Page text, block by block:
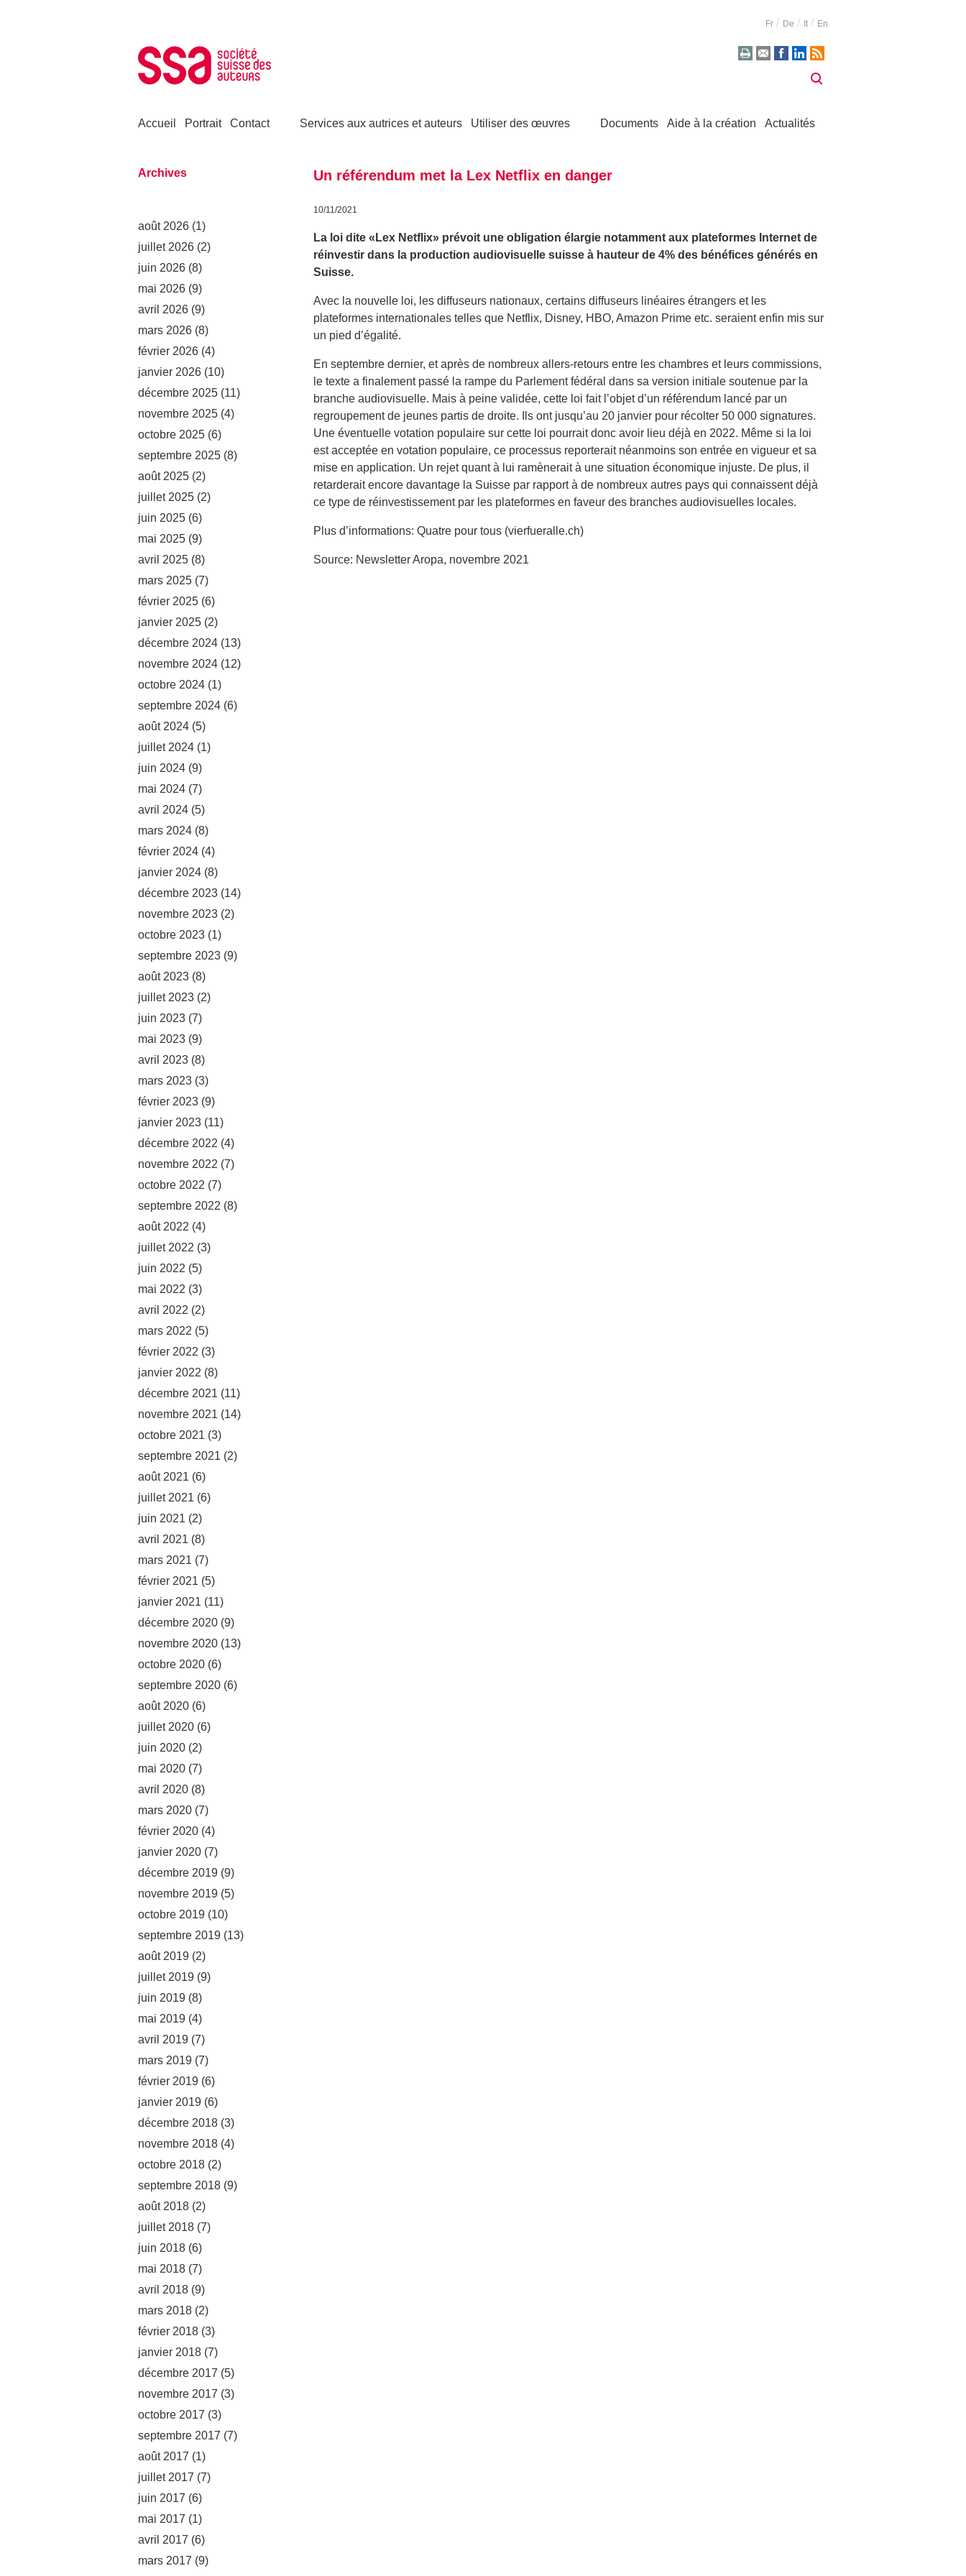
Fr De It En
Accueil Portrait Contact Services aux autrices et auteurs Utiliser des œuvres Documents Aide à la création Actualités
Archives
août 2026 (1)
juillet 2026 (2)
juin 2026 (8)
mai 2026 (9)
avril 2026 (9)
mars 2026 (8)
février 2026 (4)
janvier 2026 (10)
décembre 2025 (11)
novembre 2025 (4)
octobre 2025 (6)
septembre 2025 (8)
août 2025 (2)
juillet 2025 (2)
juin 2025 (6)
mai 2025 (9)
avril 2025 (8)
mars 2025 (7)
février 2025 (6)
janvier 2025 (2)
décembre 2024 (13)
novembre 2024 (12)
octobre 2024 (1)
septembre 2024 (6)
août 2024 (5)
juillet 2024 (1)
juin 2024 (9)
mai 2024 (7)
avril 2024 (5)
mars 2024 (8)
février 2024 (4)
janvier 2024 (8)
décembre 2023 (14)
novembre 2023 (2)
octobre 2023 (1)
septembre 2023 (9)
août 2023 (8)
juillet 2023 (2)
juin 2023 (7)
mai 2023 (9)
avril 2023 (8)
mars 2023 (3)
février 2023 (9)
janvier 2023 (11)
décembre 2022 (4)
novembre 2022 (7)
octobre 2022 (7)
septembre 2022 (8)
août 2022 (4)
juillet 2022 (3)
juin 2022 (5)
mai 2022 (3)
avril 2022 (2)
mars 2022 (5)
février 2022 (3)
janvier 2022 (8)
décembre 2021 (11)
novembre 2021 (14)
octobre 2021 (3)
septembre 2021 (2)
août 2021 (6)
juillet 2021 (6)
juin 2021 (2)
avril 2021 (8)
mars 2021 (7)
février 2021 (5)
janvier 2021 (11)
décembre 2020 (9)
novembre 2020 (13)
octobre 2020 (6)
septembre 2020 (6)
août 2020 (6)
juillet 2020 (6)
juin 2020 (2)
mai 2020 (7)
avril 2020 (8)
mars 2020 (7)
février 2020 (4)
janvier 2020 (7)
décembre 2019 (9)
novembre 2019 (5)
octobre 2019 (10)
septembre 2019 (13)
août 2019 (2)
juillet 2019 (9)
juin 2019 (8)
mai 2019 (4)
avril 2019 (7)
mars 2019 (7)
février 2019 (6)
janvier 2019 (6)
décembre 2018 (3)
novembre 2018 (4)
octobre 2018 (2)
septembre 2018 (9)
août 2018 (2)
juillet 2018 (7)
juin 2018 (6)
mai 2018 (7)
avril 2018 (9)
mars 2018 (2)
février 2018 (3)
janvier 2018 (7)
décembre 2017 (5)
novembre 2017 (3)
octobre 2017 (3)
septembre 2017 (7)
août 2017 (1)
juillet 2017 (7)
juin 2017 (6)
mai 2017 (1)
avril 2017 (6)
mars 2017 (9)
Un référendum met la Lex Netflix en danger
10/11/2021
La loi dite «Lex Netflix» prévoit une obligation élargie notamment aux plateformes Internet de
réinvestir dans la production audiovisuelle suisse à hauteur de 4% des bénéfices générés en
Suisse.
Avec la nouvelle loi, les diffuseurs nationaux, certains diffuseurs linéaires étrangers et les
plateformes internationales telles que Netflix, Disney, HBO, Amazon Prime etc. seraient enfin mis sur
un pied d’égalité.
En septembre dernier, et après de nombreux allers-retours entre les chambres et leurs commissions,
le texte a finalement passé la rampe du Parlement fédéral dans sa version initiale soutenue par la
branche audiovisuelle. Mais à peine validée, cette loi fait l’objet d’un référendum lancé par un
regroupement de jeunes partis de droite. Ils ont jusqu’au 20 janvier pour récolter 50 000 signatures.
Une éventuelle votation populaire sur cette loi pourrait donc avoir lieu déjà en 2022. Même si la loi
est acceptée en votation populaire, ce processus reporterait néanmoins son entrée en vigueur et sa
mise en application. Un rejet quant à lui ramènerait à une situation économique injuste. De plus, il
retarderait encore davantage la Suisse par rapport à de nombreux autres pays qui connaissent déjà
ce type de réinvestissement par les plateformes en faveur des branches audiovisuelles locales.
Plus d’informations: Quatre pour tous (vierfueralle.ch)
Source: Newsletter Aropa, novembre 2021